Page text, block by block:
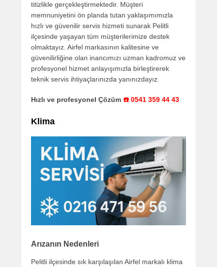
titizlikle gerçekleştirmektedir. Müşteri
memnuniyetini ön planda tutan yaklaşımımızla
hızlı ve güvenilir servis hizmeti sunarak Pelitli
ilçesinde yaşayan tüm müşterilerimize destek
olmaktayız. Airfel markasının kalitesine ve
güvenilirliğine olan inancımızı uzman kadromuz ve
profesyonel hizmet anlayışımızla birleştirerek
teknik servis ihtiyaçlarınızda yanınızdayız.
Hızlı ve profesyonel Çözüm ☎️ 0541 359 44 43
Klima
Arızanın Nedenleri
Pelitli ilçesinde sık karşılaşılan Airfel markalı klima